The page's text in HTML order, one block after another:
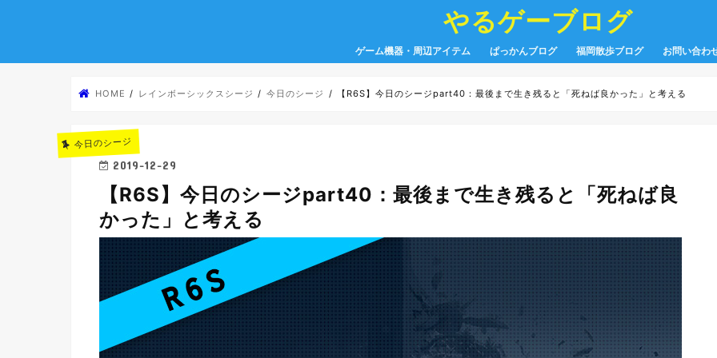
やるゲーブログ
ゲーム機器・周辺アイテム ぱっかんブログ 福岡散歩ブログ お問い合わ
HOME レインボーシックスシージ 今日のシージ 【R6S】今日のシージpart40：最後まで生き残ると「死ねば良かった」と考える
今日のシージ
2019-12-29
【R6S】今日のシージpart40：最後まで生き残ると「死ねば良
かった」と考える